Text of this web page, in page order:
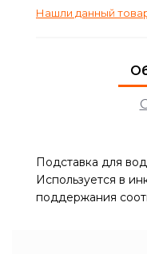
Нашли данный
Подставка для
Используется в
поддержания